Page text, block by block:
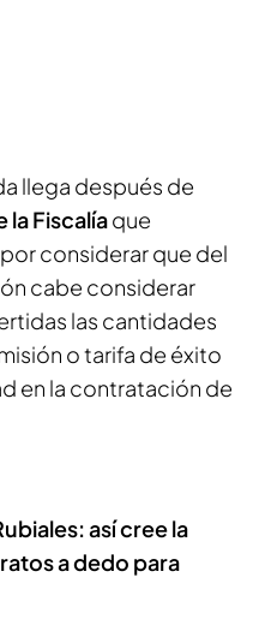
llega después de
la Fiscalíaque
considerar que del
cabe considerar
las cantidades
o tarifa de éxito
en la contratación de
así cree la
a dedo para